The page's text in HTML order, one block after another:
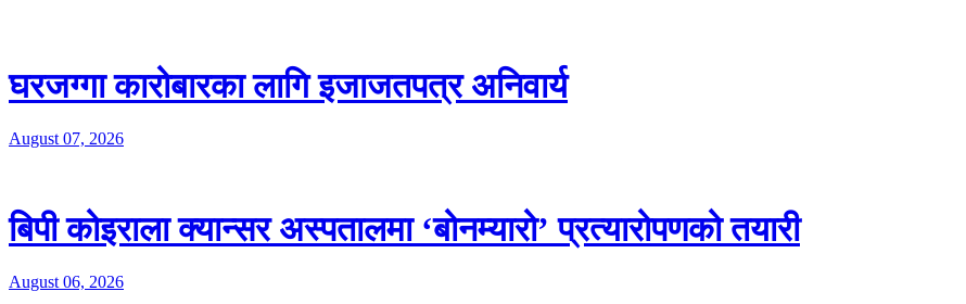
घरजग्गा कारोबारका लागि इजाजतपत्र अनिवार्य
August 07, 2026
बिपी कोइराला क्यान्सर अस्पतालमा ‘बोनम्यारो’ प्रत्यारोपणको तयारी
August 06, 2026